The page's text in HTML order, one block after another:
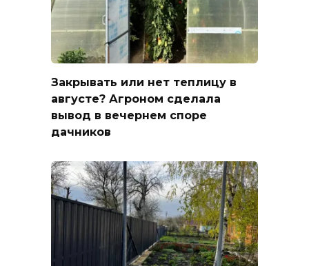
Закрывать или нет теплицу в
августе? Агроном сделала
вывод в вечернем споре
дачников